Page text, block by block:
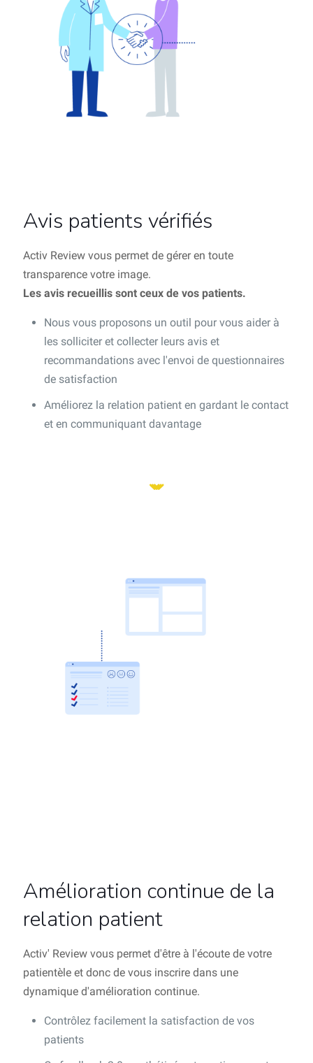
Avis patients vérifiés
Activ Review vous permet de gérer en toute
transparence votre image.
Les avis recueillis sont ceux de vos patients.
Nous vous proposons un outil pour vous aider à
les solliciter et collecter leurs avis et
recommandations avec l'envoi de questionnaires
de satisfaction
Améliorez la relation patient en gardant le contact
et en communiquant davantage
Amélioration continue de la
relation patient
Activ' Review vous permet d'être à l'écoute de votre
patientèle et donc de vous inscrire dans une
dynamique d'amélioration continue.
Contrôlez facilement la satisfaction de vos
patients